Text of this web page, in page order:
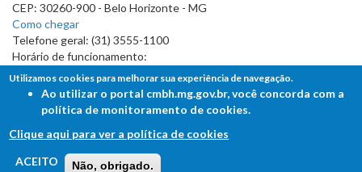
CEP: 30260-900 - Belo Horizonte - MG
Como chegar
Telefone geral: (31) 3555-1100
Horário de funcionamento:
7h às 19h
FALE COM A CÂMARA
Ouvidoria - Lei de Acesso à Informação
Utilizamos cookies para melhorar sua experiência de navegação.
Ao utilizar o portal cmbh.mg.gov.br, você concorda com a
política de monitoramento de cookies.
Clique aqui para ver a política de cookies
ACEITO
Não, obrigado.